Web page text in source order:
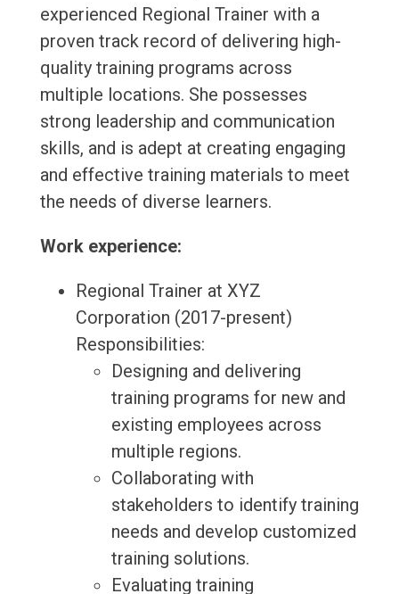
experienced Regional Trainer with a
proven track record of delivering high-
quality training programs across
multiple locations. She possesses
strong leadership and communication
skills, and is adept at creating engaging
and effective training materials to meet
the needs of diverse learners.
Work experience:
Regional Trainer at XYZ
Corporation (2017-present)
Responsibilities:
Designing and delivering
training programs for new and
existing employees across
multiple regions.
Collaborating with
stakeholders to identify training
needs and develop customized
training solutions.
Evaluating training